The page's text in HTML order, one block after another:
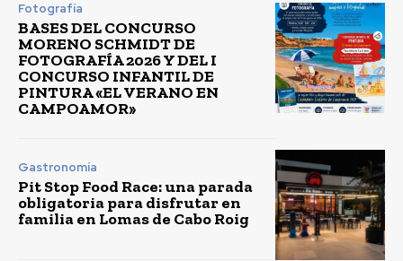
Fotografía
BASES DEL CONCURSO
MORENO SCHMIDT DE
FOTOGRAFÍA 2026 Y DEL I
CONCURSO INFANTIL DE
PINTURA «EL VERANO EN
CAMPOAMOR»
Gastronomía
Pit Stop Food Race: una parada
obligatoria para disfrutar en
familia en Lomas de Cabo Roig